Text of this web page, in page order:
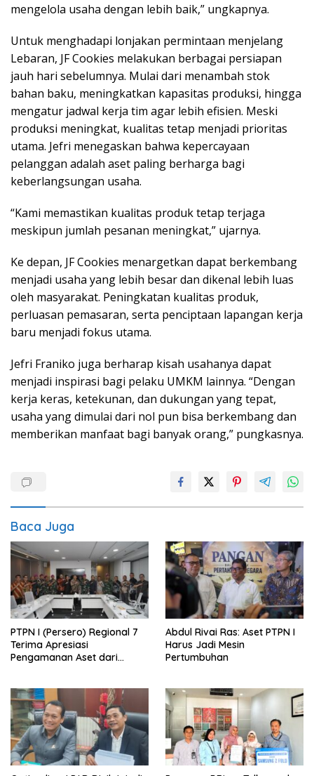
mengelola usaha dengan lebih baik,” ungkapnya.
Untuk menghadapi lonjakan permintaan menjelang
Lebaran, JF Cookies melakukan berbagai persiapan
jauh hari sebelumnya. Mulai dari menambah stok
bahan baku, meningkatkan kapasitas produksi, hingga
mengatur jadwal kerja tim agar lebih efisien. Meski
produksi meningkat, kualitas tetap menjadi prioritas
utama. Jefri menegaskan bahwa kepercayaan
pelanggan adalah aset paling berharga bagi
keberlangsungan usaha.
“Kami memastikan kualitas produk tetap terjaga
meskipun jumlah pesanan meningkat,” ujarnya.
Ke depan, JF Cookies menargetkan dapat berkembang
menjadi usaha yang lebih besar dan dikenal lebih luas
oleh masyarakat. Peningkatan kualitas produk,
perluasan pemasaran, serta penciptaan lapangan kerja
baru menjadi fokus utama.
Jefri Franiko juga berharap kisah usahanya dapat
menjadi inspirasi bagi pelaku UMKM lainnya. “Dengan
kerja keras, ketekunan, dan dukungan yang tepat,
usaha yang dimulai dari nol pun bisa berkembang dan
memberikan manfaat bagi banyak orang,” pungkasnya.
Baca Juga
PTPN I (Persero) Regional 7
Terima Apresiasi
Pengamanan Aset dari
Abdul Rivai Ras: Aset PTPN I
Harus Jadi Mesin
Pertumbuhan